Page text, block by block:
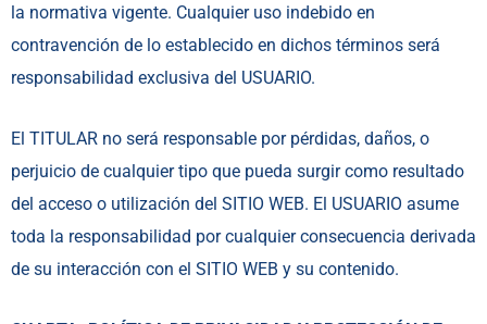
la normativa vigente. Cualquier uso indebido en
contravención de lo establecido en dichos términos será
responsabilidad exclusiva del USUARIO.
El TITULAR no será responsable por pérdidas, daños, o
perjuicio de cualquier tipo que pueda surgir como resultado
del acceso o utilización del SITIO WEB. El USUARIO asume
toda la responsabilidad por cualquier consecuencia derivada
de su interacción con el SITIO WEB y su contenido.